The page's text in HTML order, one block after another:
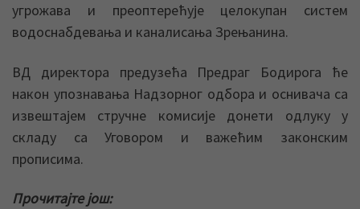
угрожава и преоптерећује целокупан систем
водоснабдевања и каналисања Зрењанина.
ВД директора предузећа Предраг Бодирога ће
након упознавања Надзорног одбора и оснивача са
извештајем стручне комисије донети одлуку у
складу са Уговором и важећим законским
прописима.
Прочитајте још: